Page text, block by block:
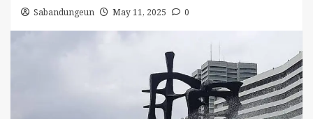
Sabandungeun May 11, 2025 0